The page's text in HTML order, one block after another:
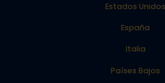
Estados Unidos
España
Italia
Países Bajos